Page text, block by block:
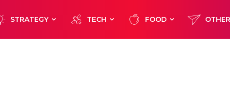
STRATEGY TECH FOOD